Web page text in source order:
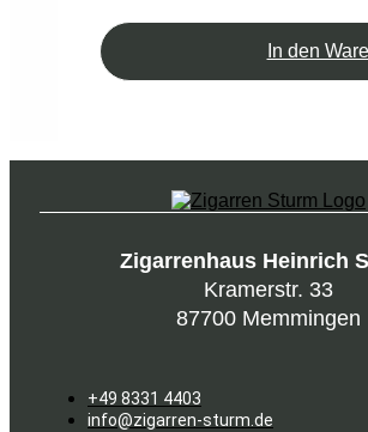
In den
Zigarrenhaus Heinrich
Kramerstr. 33
87700 Memmingen
+49 8331 4403
info@zigarren-sturm.de